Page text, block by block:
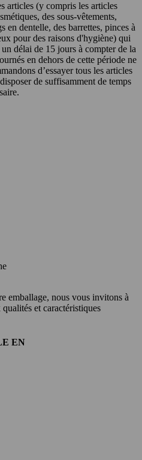
articles (y compris les articles
des sous-vêtements,
en dentelle, des barrettes, pinces à
pour des raisons d'hygiène) qui
délai de 15 jours à compter de la
en dehors de cette période ne
d’essayer tous les articles
de suffisamment de temps
emballage, nous vous invitons à
et caractéristiques
EN